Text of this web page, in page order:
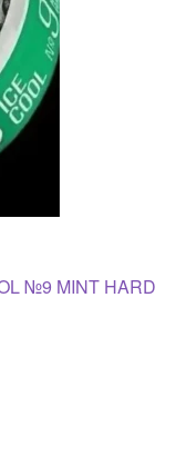
№9 MINT HARD